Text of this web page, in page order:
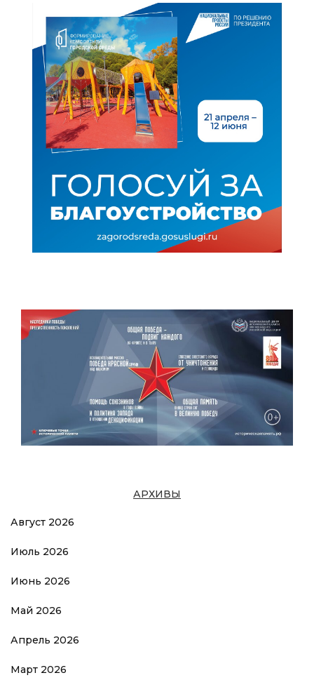
АРХИВЫ
Август 2026
Июль 2026
Июнь 2026
Май 2026
Апрель 2026
Март 2026